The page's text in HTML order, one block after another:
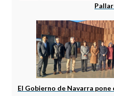
El Gobierno de Navarra